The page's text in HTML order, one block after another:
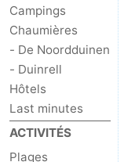
Campings
Chaumières
- De Noordduinen
- Duinrell
Hôtels
Last minutes
ACTIVITÉS
Plages